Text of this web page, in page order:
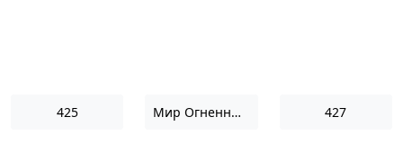
425 Мир Огненный II 427